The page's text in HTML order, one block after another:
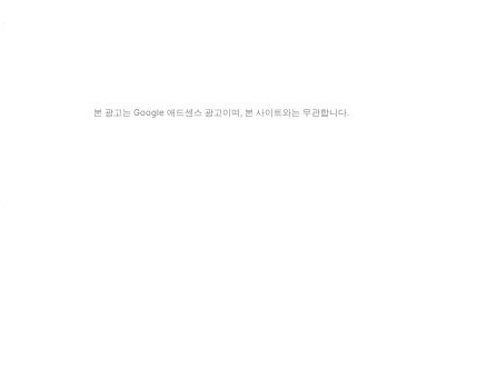
본 광고는 Google 애드센스 광고이며, 본 사이트와는 무관합니다.